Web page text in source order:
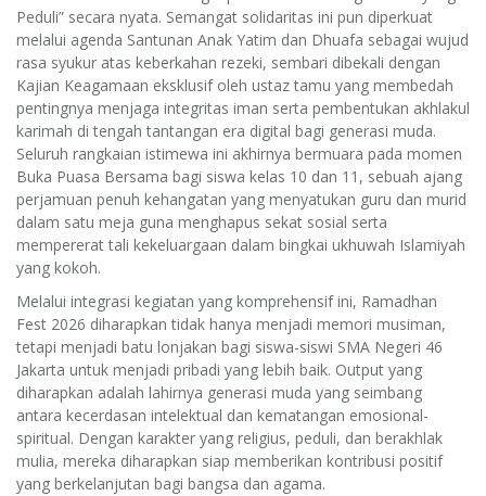
Peduli” secara nyata. Semangat solidaritas ini pun diperkuat
melalui agenda Santunan Anak Yatim dan Dhuafa sebagai wujud
rasa syukur atas keberkahan rezeki, sembari dibekali dengan
Kajian Keagamaan eksklusif oleh ustaz tamu yang membedah
pentingnya menjaga integritas iman serta pembentukan akhlakul
karimah di tengah tantangan era digital bagi generasi muda.
Seluruh rangkaian istimewa ini akhirnya bermuara pada momen
Buka Puasa Bersama bagi siswa kelas 10 dan 11, sebuah ajang
perjamuan penuh kehangatan yang menyatukan guru dan murid
dalam satu meja guna menghapus sekat sosial serta
mempererat tali kekeluargaan dalam bingkai ukhuwah Islamiyah
yang kokoh.
Melalui integrasi kegiatan yang komprehensif ini, Ramadhan
Fest 2026 diharapkan tidak hanya menjadi memori musiman,
tetapi menjadi batu lonjakan bagi siswa-siswi SMA Negeri 46
Jakarta untuk menjadi pribadi yang lebih baik. Output yang
diharapkan adalah lahirnya generasi muda yang seimbang
antara kecerdasan intelektual dan kematangan emosional-
spiritual. Dengan karakter yang religius, peduli, dan berakhlak
mulia, mereka diharapkan siap memberikan kontribusi positif
yang berkelanjutan bagi bangsa dan agama.